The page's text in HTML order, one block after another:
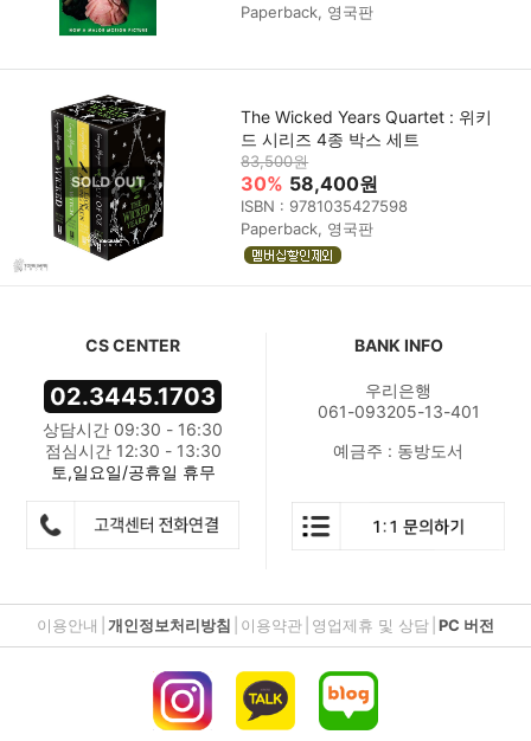
Paperback, 영국판
The Wicked Years Quartet : 위키
드 시리즈 4종 박스 세트
83,500원
30% 58,400원
ISBN : 9781035427598
Paperback, 영국판
CS CENTER
02.3445.1703
상담시간 09:30 - 16:30
점심시간 12:30 - 13:30
토,일요일/공휴일 휴무
BANK INFO
우리은행
061-093205-13-401
예금주 : 동방도서
이용안내 개인정보처리방침 이용약관 영업제휴 및 상담 PC 버전